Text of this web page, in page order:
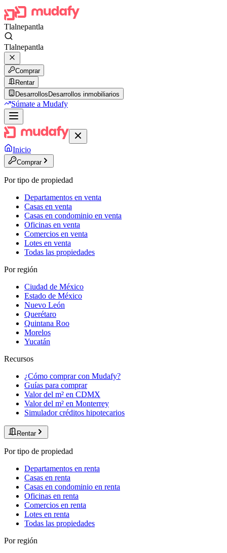
Tlalnepantla
Tlalnepantla
Comprar
Rentar
Desarrollos Desarrollos inmobiliarios
Súmate a Mudafy
Inicio
Comprar
Por tipo de propiedad
Departamentos en venta
Casas en venta
Casas en condominio en venta
Oficinas en venta
Comercios en venta
Lotes en venta
Todas las propiedades
Por región
Ciudad de México
Estado de México
Nuevo León
Querétaro
Quintana Roo
Morelos
Yucatán
Recursos
¿Cómo comprar con Mudafy?
Guías para comprar
Valor del m² en CDMX
Valor del m² en Monterrey
Simulador créditos hipotecarios
Rentar
Por tipo de propiedad
Departamentos en renta
Casas en renta
Casas en condominio en renta
Oficinas en renta
Comercios en renta
Lotes en renta
Todas las propiedades
Por región